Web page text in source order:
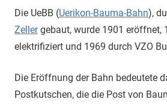
Die UeBB (Uerikon-Bauma-Bahn),
Zellergebaut, wurde 1901 eröffnet,
elektrifiziert und 1969 durch VZO
Die Eröffnung der Bahn bedeutete
Postkutschen, die die Post von